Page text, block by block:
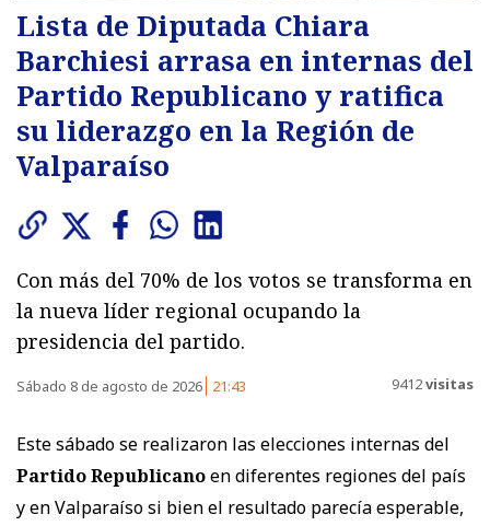
Lista de Diputada Chiara
Barchiesi arrasa en internas del
Partido Republicano y ratifica
su liderazgo en la Región de
Valparaíso
Con más del 70% de los votos se transforma en
la nueva líder regional ocupando la
presidencia del partido.
Sábado 8 de agosto de 2026 21:43 9412visitas
Este sábado se realizaron las elecciones internas del
Partido Republicanoen diferentes regiones del país
y en Valparaíso si bien el resultado parecía esperable,